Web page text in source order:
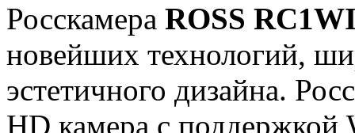
Росскамера ROSS
новейших технологий,
эстетичного дизайна.
HD камера с поддержкой